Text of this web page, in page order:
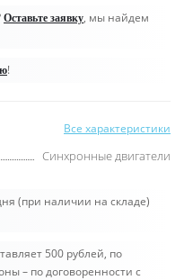
Оставьте заявку, мы найдем
!
Все характеристики
Синхронные двигатели
(при наличии на складе)
500 рублей, по
– по договоренности с